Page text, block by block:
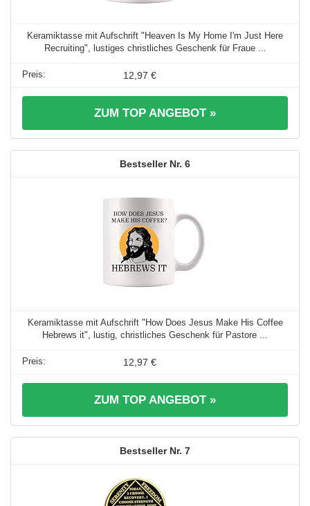
Keramiktasse mit Aufschrift "Heaven Is My Home I'm Just Here
Recruiting", lustiges christliches Geschenk für Fraue ...
12,97 €
ZUM TOP ANGEBOT »
6
Keramiktasse mit Aufschrift "How Does Jesus Make His Coffee
Hebrews it", lustig, christliches Geschenk für Pastore ...
12,97 €
ZUM TOP ANGEBOT »
7